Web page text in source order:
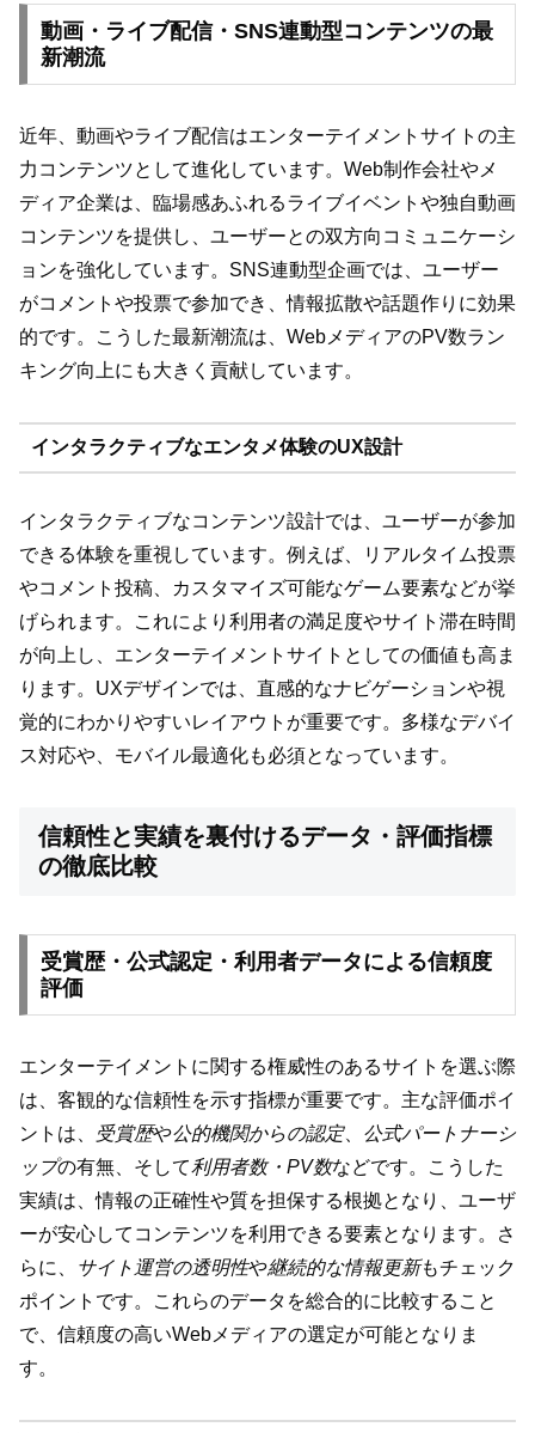
動画・ライブ配信・SNS連動型コンテンツの最
新潮流
近年、動画やライブ配信はエンターテイメントサイトの主
力コンテンツとして進化しています。Web制作会社やメ
ディア企業は、臨場感あふれるライブイベントや独自動画
コンテンツを提供し、ユーザーとの双方向コミュニケーシ
ョンを強化しています。SNS連動型企画では、ユーザー
がコメントや投票で参加でき、情報拡散や話題作りに効果
的です。こうした最新潮流は、WebメディアのPV数ラン
キング向上にも大きく貢献しています。
インタラクティブなエンタメ体験のUX設計
インタラクティブなコンテンツ設計では、ユーザーが参加
できる体験を重視しています。例えば、リアルタイム投票
やコメント投稿、カスタマイズ可能なゲーム要素などが挙
げられます。これにより利用者の満足度やサイト滞在時間
が向上し、エンターテイメントサイトとしての価値も高ま
ります。UXデザインでは、直感的なナビゲーションや視
覚的にわかりやすいレイアウトが重要です。多様なデバイ
ス対応や、モバイル最適化も必須となっています。
信頼性と実績を裏付けるデータ・評価指標
の徹底比較
受賞歴・公式認定・利用者データによる信頼度
評価
エンターテイメントに関する権威性のあるサイトを選ぶ際
は、客観的な信頼性を示す指標が重要です。主な評価ポイ
ントは、
受賞歴や公的機関からの認定、 公式パートナーシ
ップの有無、そして利用者数・PV数などです。こうした
実績は、情報の正確性や質を担保する根拠となり、ユーザ
ーが安心してコンテンツを利用できる要素となります。さ
らに、
サイト運営の透明性や継続的な情報更新もチェック
ポイントです。これらのデータを総合的に比較すること
で、信頼度の高いWebメディアの選定が可能となりま
す。